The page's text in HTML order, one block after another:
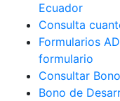
Ecuador
Consulta
Formularios
formulario
Consultar
Bono de